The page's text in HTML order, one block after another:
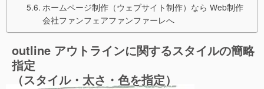
ホームページ制作（ウェブサイト制作）なら Web制作
会社ファンフェアファンファーレへ
outline アウトラインに関するスタイルの簡略
指定
（スタイル・太さ・色を指定）